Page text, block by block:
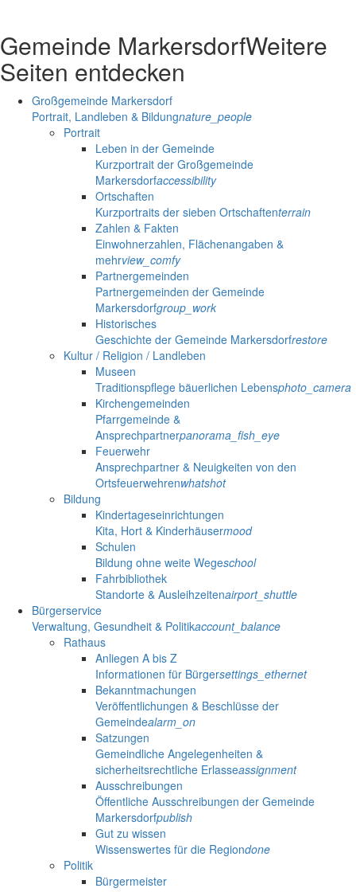
Gemeinde MarkersdorfWeitere
Seiten entdecken
Großgemeinde Markersdorf
Portrait, Landleben & Bildungnature_people
Portrait
Leben in der Gemeinde
Kurzportrait der Großgemeinde
Markersdorfaccessibility
Ortschaften
Kurzportraits der sieben Ortschaftenterrain
Zahlen & Fakten
Einwohnerzahlen, Flächenangaben &
mehrview_comfy
Partnergemeinden
Partnergemeinden der Gemeinde
Markersdorfgroup_work
Historisches
Geschichte der Gemeinde Markersdorfrestore
Kultur / Religion / Landleben
Museen
Traditionspflege bäuerlichen Lebensphoto_camera
Kirchengemeinden
Pfarrgemeinde &
Ansprechpartnerpanorama_fish_eye
Feuerwehr
Ansprechpartner & Neuigkeiten von den
Ortsfeuerwehrenwhatshot
Bildung
Kindertageseinrichtungen
Kita, Hort & Kinderhäusermood
Schulen
Bildung ohne weite Wegeschool
Fahrbibliothek
Standorte & Ausleihzeitenairport_shuttle
Bürgerservice
Verwaltung, Gesundheit & Politikaccount_balance
Rathaus
Anliegen A bis Z
Informationen für Bürgersettings_ethernet
Bekanntmachungen
Veröffentlichungen & Beschlüsse der
Gemeindealarm_on
Satzungen
Gemeindliche Angelegenheiten &
sicherheitsrechtliche Erlasseassignment
Ausschreibungen
Öffentliche Ausschreibungen der Gemeinde
Markersdorfpublish
Gut zu wissen
Wissenswertes für die Regiondone
Politik
Bürgermeister